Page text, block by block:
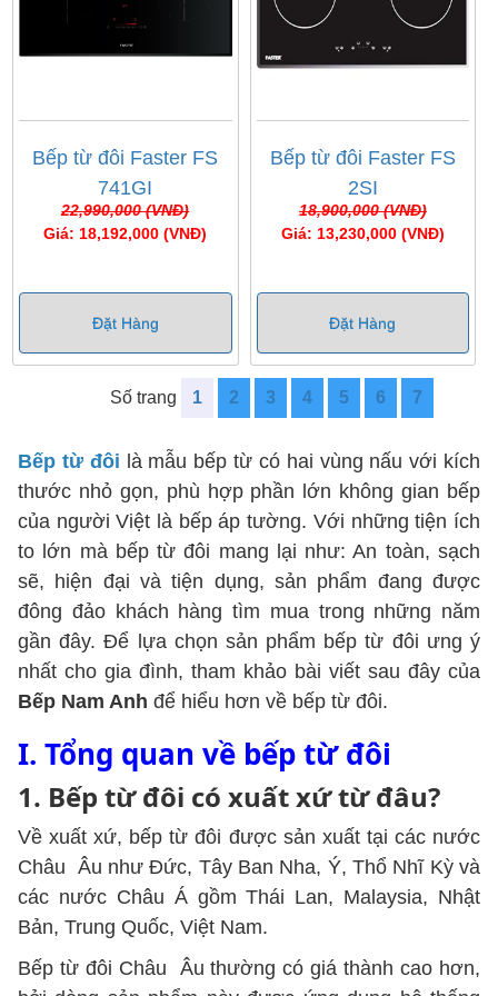
Bếp từ đôi Faster FS
741GI
22,990,000 (VNĐ)
Giá: 18,192,000 (VNĐ)
Đặt Hàng
Bếp từ đôi Faster FS
2SI
18,900,000 (VNĐ)
Giá: 13,230,000 (VNĐ)
Đặt Hàng
Số trang 1 2 3 4 5 6 7
Bếp từ đôi là mẫu bếp từ có hai vùng nấu với kích
thước nhỏ gọn, phù hợp phần lớn không gian bếp
của người Việt là bếp áp tường. Với những tiện ích
to lớn mà bếp từ đôi mang lại như: An toàn, sạch
sẽ, hiện đại và tiện dụng, sản phẩm đang được
đông đảo khách hàng tìm mua trong những năm
gần đây. Để lựa chọn sản phẩm bếp từ đôi ưng ý
nhất cho gia đình, tham khảo bài viết sau đây của
Bếp Nam Anh để hiểu hơn về bếp từ đôi.
I. Tổng quan về bếp từ đôi
1. Bếp từ đôi có xuất xứ từ đâu?
Về xuất xứ, bếp từ đôi được sản xuất tại các nước
Châu Âu như Đức, Tây Ban Nha, Ý, Thổ Nhĩ Kỳ và
các nước Châu Á gồm Thái Lan, Malaysia, Nhật
Bản, Trung Quốc, Việt Nam.
Bếp từ đôi Châu Âu thường có giá thành cao hơn,